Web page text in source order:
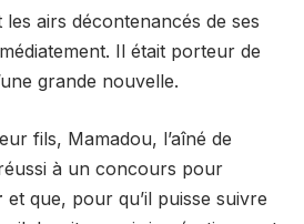
airs décontenancés de ses
Il était porteur de
grande nouvelle.
fils, Mamadou, l’aîné de
à un concours pour
et que, pour qu’il puisse suivre